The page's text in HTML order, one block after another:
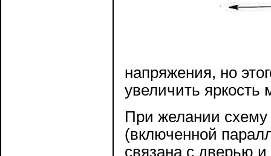
напряжения, но
увеличить
При желании схему
(включенной
связана с дверью